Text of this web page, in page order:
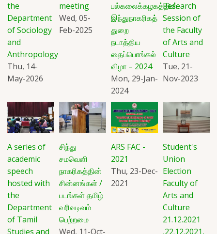
the
Department
of Sociology
and
Anthropology
Thu, 14-
May-2026
meeting
Wed, 05-
Feb-2025
பல்கலைக்கழகத்தின்
இந்துநாகரிகத்
துறை
நடாத்திய
தைப்பொங்கல்
விழா – 2024
Mon, 29-Jan-
2024
Research
Session of
the Faculty
of Arts and
Culture
Tue, 21-
Nov-2023
A series of
academic
speech
hosted with
the
Department
of Tamil
Studies and
சிந்து
சமவெளி
நாகரிகத்தின்
சின்னங்கள் /
படங்கள் தமிழ்
வரிவடிவம்
பெற்றமை
Wed, 11-Oct-
ARS FAC -
2021
Thu, 23-Dec-
2021
Student's
Union
Election
Faculty of
Arts and
Culture
21.12.2021
,22.12.2021,